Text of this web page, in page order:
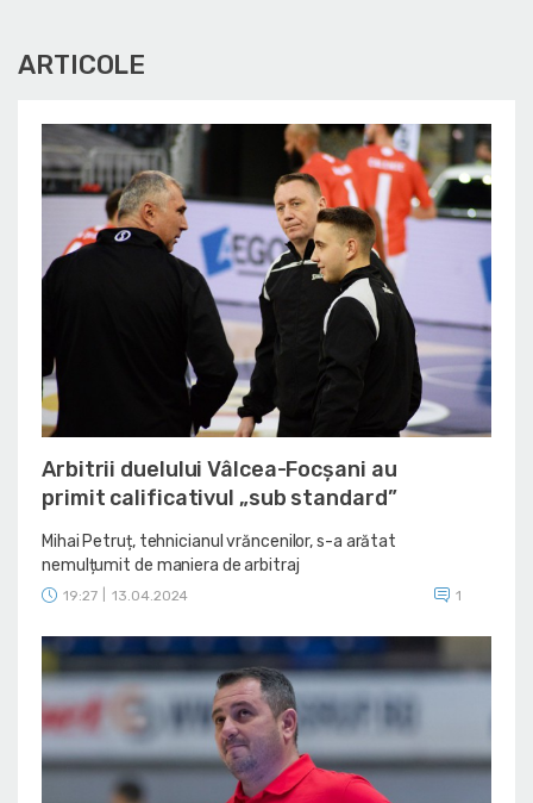
ARTICOLE
Arbitrii duelului Vâlcea-Focșani au
primit calificativul „sub standard”
Mihai Petruț, tehnicianul vrăncenilor, s-a arătat
nemulțumit de maniera de arbitraj
19:27 13.04.2024 1